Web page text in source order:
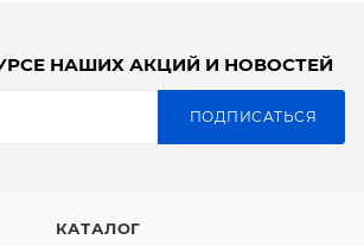
НАШИХ АКЦИЙ И НОВОСТЕЙ
ПОДПИСАТЬСЯ
КАТАЛОГ